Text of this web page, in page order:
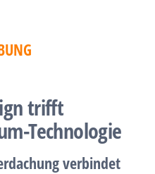
trifft
Technologie
verbindet